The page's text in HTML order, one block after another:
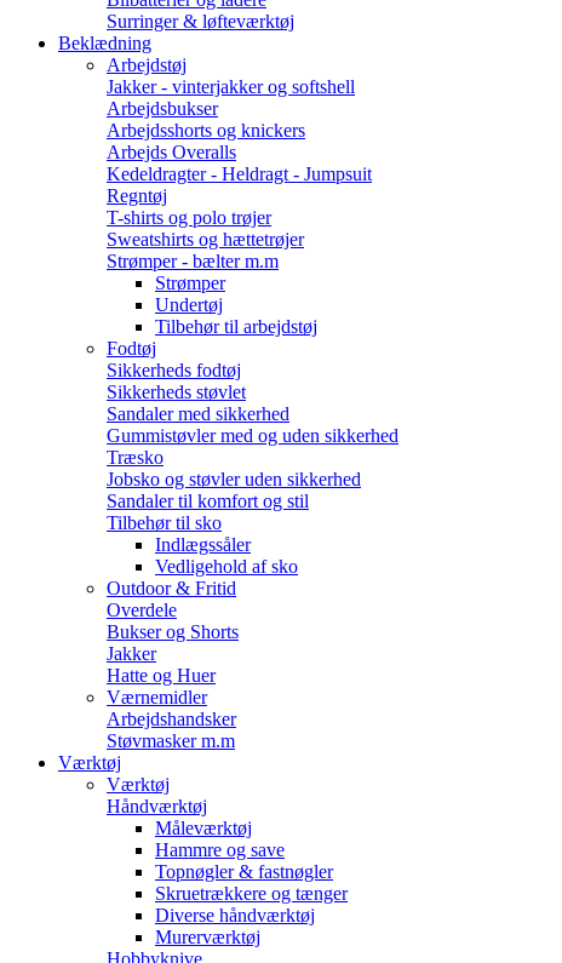
Surringer & løfteværktøj
Beklædning
Arbejdstøj
Jakker - vinterjakker og softshell
Arbejdsbukser
Arbejdsshorts og knickers
Arbejds Overalls
Kedeldragter - Heldragt - Jumpsuit
Regntøj
T-shirts og polo trøjer
Sweatshirts og hættetrøjer
Strømper - bælter m.m
Strømper
Undertøj
Tilbehør til arbejdstøj
Fodtøj
Sikkerheds fodtøj
Sikkerheds støvlet
Sandaler med sikkerhed
Gummistøvler med og uden sikkerhed
Træsko
Jobsko og støvler uden sikkerhed
Sandaler til komfort og stil
Tilbehør til sko
Indlægssåler
Vedligehold af sko
Outdoor & Fritid
Overdele
Bukser og Shorts
Jakker
Hatte og Huer
Værnemidler
Arbejdshandsker
Støvmasker m.m
Værktøj
Værktøj
Håndværktøj
Måleværktøj
Hammre og save
Topnøgler & fastnøgler
Skruetrækkere og tænger
Diverse håndværktøj
Murerværktøj
Hobbyknive